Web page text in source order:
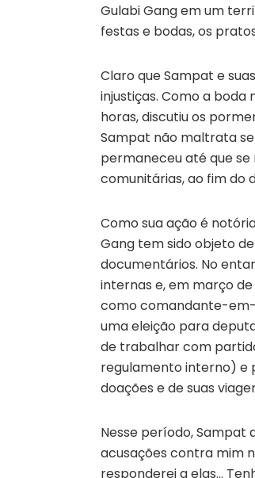
Gulabi Gang em um
festas e bodas, os
Claro que Sampat e
injustiças. Como a
horas, discutiu os
Sampat não maltrata
permaneceu até que
comunitárias, ao fim do
Como sua ação é
Gang tem sido objeto
documentários. No
internas e, em março
como comandante-
uma eleição para
de trabalhar com
regulamento interno) e
doações e de suas
Nesse período, Sampat
acusações contra mim
responderei a elas…